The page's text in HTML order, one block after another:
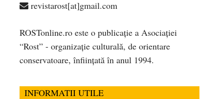
revistarost[at]gmail.com
ROSTonline.ro este o publicaţie a Asociaţiei
“Rost” - organizaţie culturală, de orientare
conservatoare, înfiinţată în anul 1994.
INFORMATII UTILE